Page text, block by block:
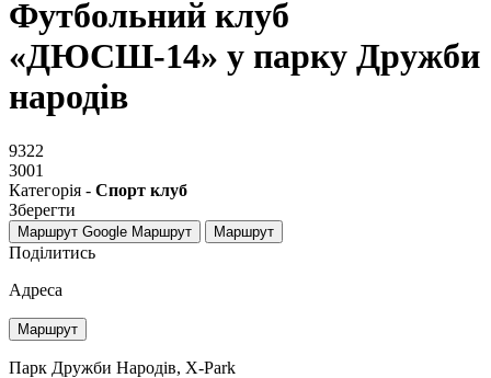
Футбольний клуб
«ДЮСШ-14» у парку Дружби
народів
9322
3001
Категорія - Спорт клуб
Зберегти
Маршрут Google Маршрут Маршрут
Поділитись
Адреса
Маршрут
Парк Дружби Народів, X-Park